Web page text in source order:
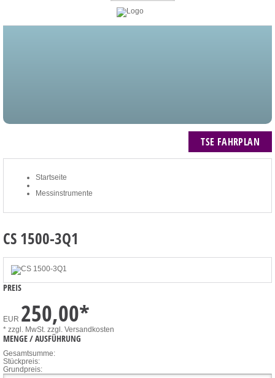
TSE FAHRPLAN
Startseite
Messinstrumente
CS 1500-3Q1
PREIS
EUR 250,00*
* zzgl. MwSt. zzgl. Versandkosten
MENGE / AUSFÜHRUNG
Gesamtsumme:
Stückpreis:
Grundpreis: